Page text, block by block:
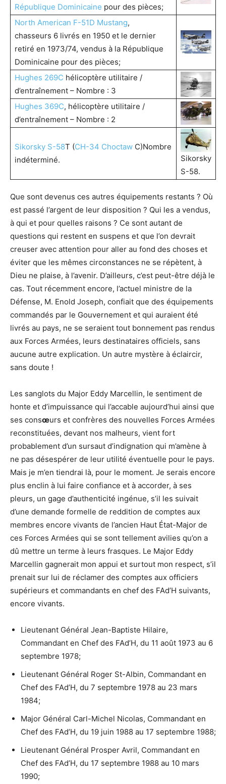
République Dominicaine pour des pièces;
North American F-51D Mustang,
chasseurs 6 livrés en 1950 et le dernier
retiré en 1973/74, vendus à la République
Dominicaine pour des pièces;
Hughes 269C hélicoptère utilitaire /
d’entraînement – Nombre : 3
Hughes 369C, hélicoptère utilitaire /
d’entraînement – Nombre : 2
Sikorsky S-58T (CH-34 Choctaw C)Nombre
indéterminé.
Sikorsky
S-58.
Que sont devenus ces autres équipements restants ? Où
est passé l’argent de leur disposition ? Qui les a vendus,
à qui et pour quelles raisons ? Ce sont autant de
questions qui restent en suspens et que l’on devrait
creuser avec attention pour aller au fond des choses et
éviter que les mêmes circonstances ne se répètent, à
Dieu ne plaise, à l’avenir. D’ailleurs, c’est peut-être déjà le
cas. Tout récemment encore, l’actuel ministre de la
Défense, M. Enold Joseph, confiait que des équipements
commandés par le Gouvernement et qui auraient été
livrés au pays, ne se seraient tout bonnement pas rendus
aux Forces Armées, leurs destinataires officiels, sans
aucune autre explication. Un autre mystère à éclaircir,
sans doute !
Les sanglots du Major Eddy Marcellin, le sentiment de
honte et d’impuissance qui l’accable aujourd’hui ainsi que
ses consœurs et confrères des nouvelles Forces Armées
reconstituées, devant nos malheurs, vient fort
probablement d’un sursaut d’indignation qui m’amène à
ne pas désespérer de leur utilité éventuelle pour le pays.
Mais je m’en tiendrai là, pour le moment. Je serais encore
plus enclin à lui faire confiance et à accorder, à ses
pleurs, un gage d’authenticité ingénue, s’il les suivait
d’une demande formelle de reddition de comptes aux
membres encore vivants de l’ancien Haut État-Major de
ces Forces Armées qui se sont tellement avilies qu’on a
dû mettre un terme à leurs frasques. Le Major Eddy
Marcellin gagnerait mon appui et surtout mon respect, s’il
prenait sur lui de réclamer des comptes aux officiers
supérieurs et commandants en chef des FAd’H suivants,
encore vivants.
Lieutenant Général Jean-Baptiste Hilaire,
Commandant en Chef des FAd’H, du 11 août 1973 au 6
septembre 1978;
Lieutenant Général Roger St-Albin, Commandant en
Chef des FAd’H, du 7 septembre 1978 au 23 mars
1984;
Major Général Carl-Michel Nicolas, Commandant en
Chef des FAd’H, du 19 juin 1988 au 17 septembre 1988;
Lieutenant Général Prosper Avril, Commandant en
Chef des FAd’H, du 17 septembre 1988 au 10 mars
1990;